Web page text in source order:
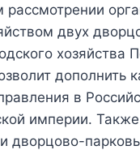
рассмотрении
двух
хозяйства
дополнить
в
империи.
дворцово-